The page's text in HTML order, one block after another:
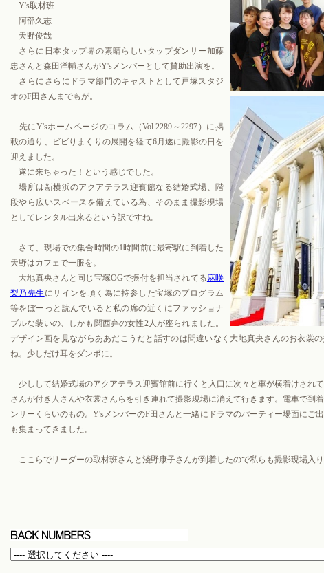
Y's取材班
阿部久志
天野俊哉
さらに日本タップ界の素晴らしいタップダンサー加藤
忠さんと森田洋輔さんがY'sメンバーとして賛助出演を。
さらにさらにドラマ部門のキャストとして戸塚スタジ
オのF田さんまでもが。
先にY'sホームページのコラム（Vol.2289～2297）に掲
載の通り、ビビりまくりの展開を経て6月遂に撮影の日を
迎えました。
遂に来ちゃった！という感じでした。
場所は新横浜のアクアテラス迎賓館なる結婚式場、階
段やら広いスペースを備えている為、そのまま撮影現場
としてレンタル出来るという訳ですね。
さて、現場での集合時間の1時間前に最寄駅に到着した
天野はカフェで一服を。
大地真央さんと同じ宝塚OGで振付を担当されてる麻咲
梨乃先生 にサインを頂く為に持参した宝塚のプログラム
等をぼーっと読んでいると私の席の近くにファッショナ
ブルな装いの、しかも関西弁の女性2人が座られました。
デザイン画を見ながらああだこうだと話すのは間違いなく大地真央さんのお衣裳
ね。少しだけ耳をダンボに。
少しして結婚式場のアクアテラス迎賓館前に行くと入口に次々と車が横着けされ
さんが付き人さんや衣裳さんらを引き連れて撮影現場に消えて行きます。電車で到
ンサーくらいのもの。Y'sメンバーのF田さんと一緒にドラマのパーティー場面にご
も集まってきました。
ここらでリーダーの取材班さんと淺野康子さんが到着したので私らも撮影現場入り